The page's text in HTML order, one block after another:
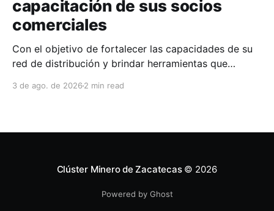
capacitación de sus socios
comerciales
Con el objetivo de fortalecer las capacidades de su
red de distribución y brindar herramientas que
técnico, Milwaukee llevó a cabo una capacitación
3 de ago. de 2026 2 min read
Clúster Minero de Zacatecas© 2026
Powered by Ghost